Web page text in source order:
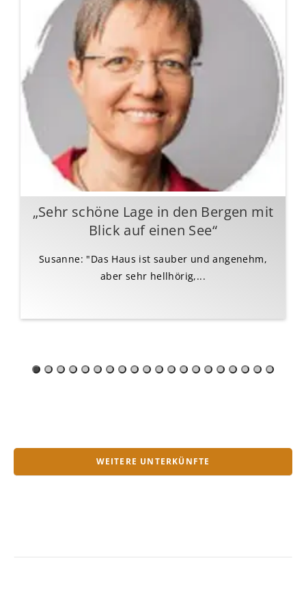
„Sehr schöne Lage in den Bergen mit
Blick auf einen See“
Susanne: "Das Haus ist sauber und angenehm,
aber sehr hellhörig,...
WEITERE UNTERKÜNFTE